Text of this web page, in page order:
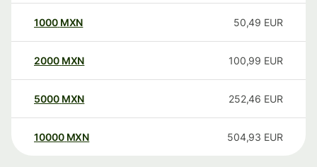
1000 MXN 50,49 EUR
2000 MXN 100,99 EUR
5000 MXN 252,46 EUR
10000 MXN 504,93 EUR